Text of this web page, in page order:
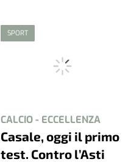
SPORT
CALCIO - ECCELLENZA
Casale, oggi il primo
test. Contro l’Asti